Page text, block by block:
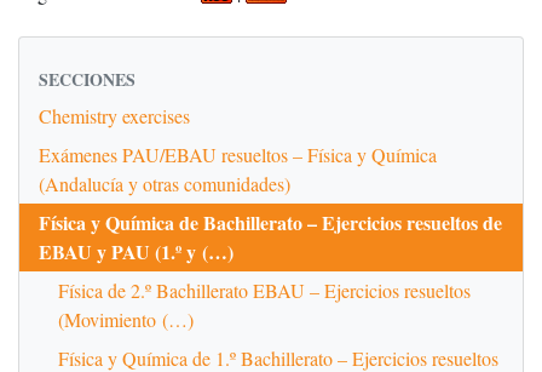
SECCIONES
Chemistry exercises
Exámenes PAU/EBAU resueltos – Física y Química
(Andalucía y otras comunidades)
Física y Química de Bachillerato – Ejercicios resueltos de
EBAU y PAU (1.º y (…)
Física de 2.º Bachillerato EBAU – Ejercicios resueltos
(Movimiento (…)
Física y Química de 1.º Bachillerato – Ejercicios resueltos